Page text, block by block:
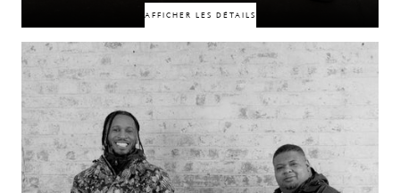
AFFICHER LES DÉTAILS
Liés par leur lieu de vie, des amis communs et une vision du monde
partagée, ce duo s'est formé grâce à de véritables points communs. Ce qui
les unit semble évident : la même ville, les mêmes cercles d'amis et une
façon similaire de voir les choses. Une nouvelle complicité, fondée sur la
familiarité, des points communs et une alchimie qui parle d'elle-même.